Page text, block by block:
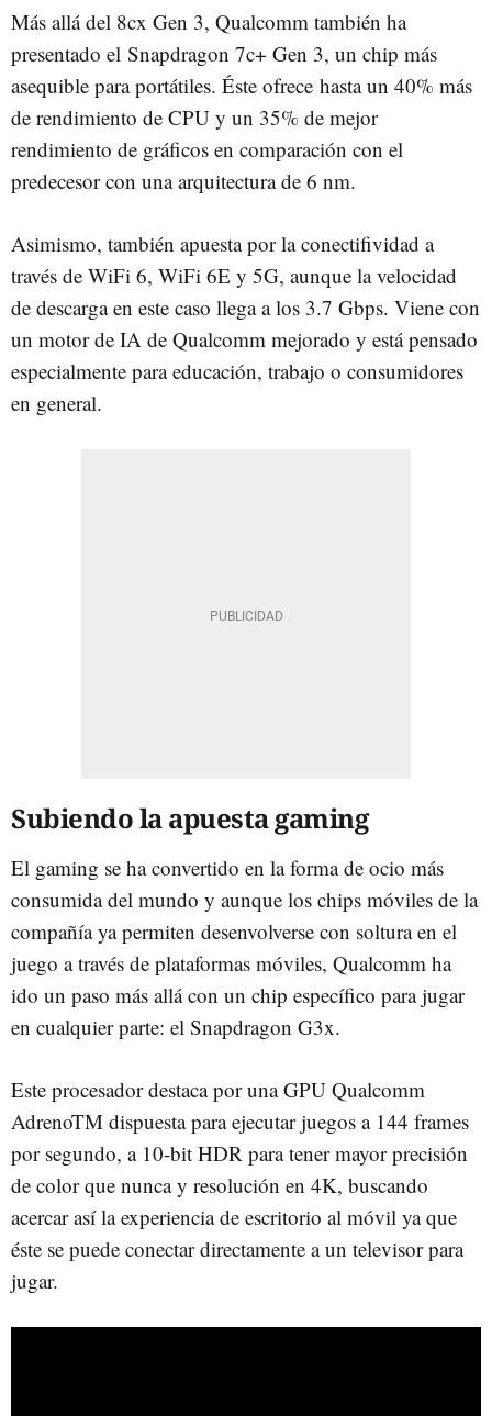
Más allá del 8cx Gen 3, Qualcomm también ha
presentado el Snapdragon 7c+ Gen 3, un chip más
asequible para portátiles. Éste ofrece hasta un 40% más
de rendimiento de CPU y un 35% de mejor
rendimiento de gráficos en comparación con el
predecesor con una arquitectura de 6 nm.
Asimismo, también apuesta por la conectifividad a
través de WiFi 6, WiFi 6E y 5G, aunque la velocidad
de descarga en este caso llega a los 3.7 Gbps. Viene con
un motor de IA de Qualcomm mejorado y está pensado
especialmente para educación, trabajo o consumidores
en general.
Subiendo la apuesta gaming
El gaming se ha convertido en la forma de ocio más
consumida del mundo y aunque los chips móviles de la
compañía ya permiten desenvolverse con soltura en el
juego a través de plataformas móviles, Qualcomm ha
ido un paso más allá con un chip específico para jugar
en cualquier parte: el Snapdragon G3x.
Este procesador destaca por una GPU Qualcomm
AdrenoTM dispuesta para ejecutar juegos a 144 frames
por segundo, a 10-bit HDR para tener mayor precisión
de color que nunca y resolución en 4K, buscando
acercar así la experiencia de escritorio al móvil ya que
éste se puede conectar directamente a un televisor para
jugar.